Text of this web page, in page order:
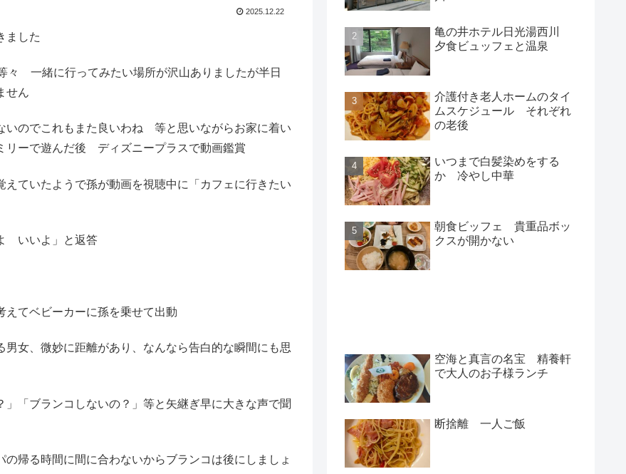
2025.12.22
ました
々 一緒に行ってみたい場所が沢山ありましたが半日
せん
いのでこれもまた良いわね 等と思いながらお家に着い
リーで遊んだ後 ディズニープラスで動画鑑賞
ていたようで孫が動画を視聴中に「カフェに行きたい
いいよ」と返答
てベビーカーに孫を乗せて出動
女、微妙に距離があり、なんなら告白的な瞬間にも思
「ブランコしないの？」等と矢継ぎ早に大きな声で聞
帰る時間に間に合わないからブランコは後にしましょ
亀の井ホテル日光湯西川
夕食ビュッフェと温泉
介護付き老人ホームのタイ
ムスケジュール それぞれ
の老後
いつまで白髪染めをする
か 冷やし中華
朝食ビッフェ 貴重品ボッ
クスが開かない
空海と真言の名宝 精養軒
で大人のお子様ランチ
断捨離 一人ご飯